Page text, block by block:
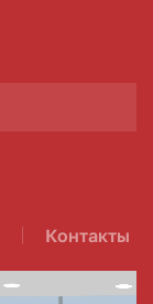
Контакты